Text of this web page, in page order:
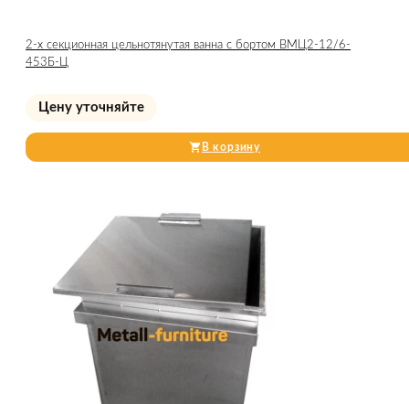
2-х секционная цельнотянутая ванна с бортом ВМЦ2-12/6-
453Б-Ц
Цену уточняйте
В корзину